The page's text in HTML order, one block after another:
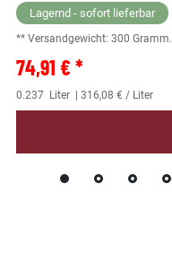
Lagernd - sofort lieferbar
** Versandgewicht: 300 Gramm.
74,91 € *
0.237 Liter | 316,08 € / Liter